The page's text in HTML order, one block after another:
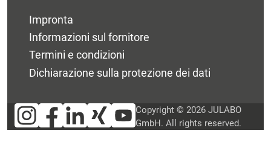
Impronta
Informazioni sul fornitore
Termini e condizioni
Dichiarazione sulla protezione dei dati
Copyright © 2026 JULABO
GmbH. All rights reserved.